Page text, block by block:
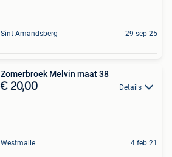
Sint-Amandsberg 29 sep 25
Zomerbroek Melvin maat 38
€ 20,00 Details
Westmalle 4 feb 21